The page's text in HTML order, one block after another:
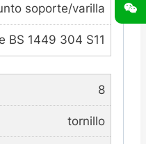
soporte/varilla
BS 1449 304 S11
8
tornillo